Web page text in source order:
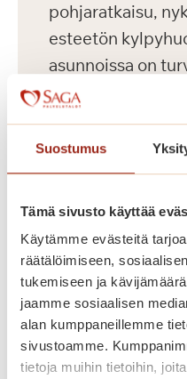
Suostumus
Tämä sivusto käyttää
Käytämme evästeitä
räätälöimiseen,
tukemiseen ja
jaamme sosiaalisen
alan kumppaneillemme
sivustoamme.
tietoja muihin tietoihin,
pohjaratkaisu,
esteetön
asunnoissa on
häkävaroitin.
kahvila-ravintola,
uima-
ajantoimintaan.
Katso vapaat
Saga
kuukausikulut